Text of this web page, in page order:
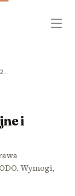
i
Wymogi,